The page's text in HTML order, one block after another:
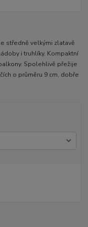
středně velkými zlatavě
i truhlíky. Kompaktní
Spolehlivě přežije
o průměru 9 cm, dobře